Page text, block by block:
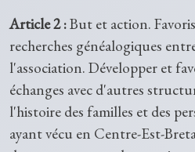
Article 2 :But et action.
recherches généalogiques
l'association. Développer et
échanges avec d'autres
l'histoire des familles et des
ayant vécu en Centre-Est-